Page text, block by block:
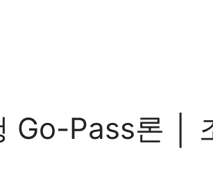
Go-Pass론 │